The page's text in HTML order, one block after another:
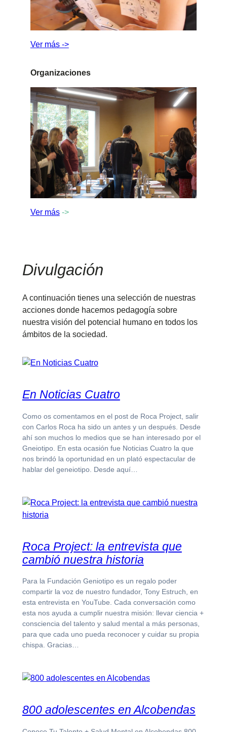
Vermás ->
Organizaciones
Ver más->
Divulgación
A continuación tienes una selección de nuestras
acciones donde hacemos pedagogía sobre
nuestra visión del potencial humano en todos los
ámbitos de la sociedad.
En Noticias Cuatro
Como os comentamos en el post de Roca Project, salir
con Carlos Roca ha sido un antes y un después. Desde
ahí son muchos lo medios que se han interesado por el
Gneiotipo. En esta ocasión fue Noticias Cuatro la que
nos brindó la oportunidad en un plató espectacular de
hablar del geneiotipo. Desde aquí…
Roca Project: la entrevista que
cambió nuestra historia
Para la Fundación Geniotipo es un regalo poder
compartir la voz de nuestro fundador, Tony Estruch, en
esta entrevista en YouTube. Cada conversación como
esta nos ayuda a cumplir nuestra misión: llevar ciencia +
consciencia del talento y salud mental a más personas,
para que cada uno pueda reconocer y cuidar su propia
chispa. Gracias…
800 adolescentes en Alcobendas